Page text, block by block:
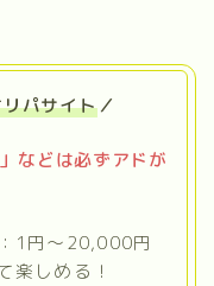
パサイト／
などは必ずアドが
1円〜20,000円
楽しめる！